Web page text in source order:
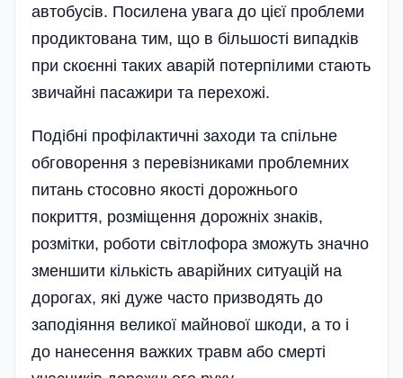
автобусів. Посилена увага до цієї проблеми
продиктована тим, що в більшості випадків
при скоєнні таких аварій потерпілими стають
звичайні пасажири та перехожі.
Подібні профілактичні заходи та спільне
обговорення з перевізниками проблемних
питань стосовно якості дорожнього
покриття, розміщення дорожніх знаків,
розмітки, роботи світлофора зможуть значно
зменшити кількість аварійних ситуацій на
дорогах, які дуже часто призводять до
заподіяння великої майнової шкоди, а то і
до нанесення важких травм або смерті